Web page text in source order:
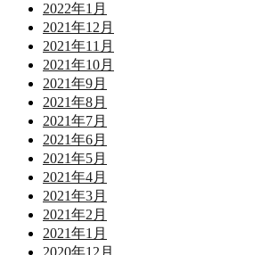
2022年1月
2021年12月
2021年11月
2021年10月
2021年9月
2021年8月
2021年7月
2021年6月
2021年5月
2021年4月
2021年3月
2021年2月
2021年1月